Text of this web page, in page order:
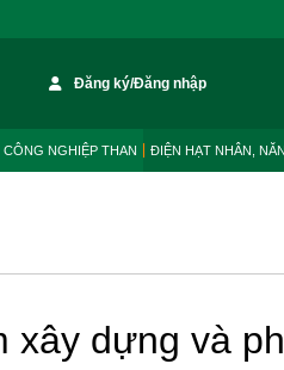
Đăng ký/Đăng nhập
CÔNG NGHIỆP THAN ĐIỆN HẠT NHÂN,
xây dựng và